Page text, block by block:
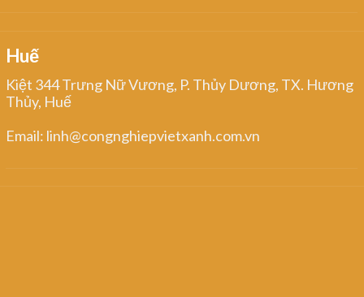
Huế
Kiệt 344 Trưng Nữ Vương, P. Thủy Dương, TX. Hương
Thủy, Huế
Email: linh@congnghiepvietxanh.com.vn